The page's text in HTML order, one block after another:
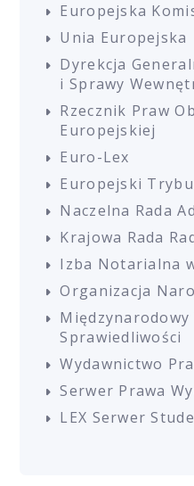
Europejska
Unia Europejska
Dyrekcja
i Sprawy
Rzecznik Praw
Europejskiej
Euro-Lex
Europejski
Naczelna Rada
Krajowa Rada
Izba Notarialna
Organizacja
Międzynarodowy
Sprawiedliwości
Wydawnictwo
Serwer Prawa
LEX Serwer